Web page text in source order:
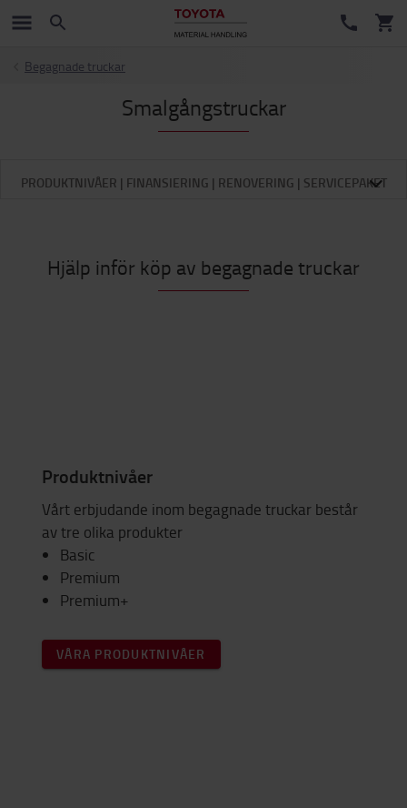
Begagnade truckar
Smalgångstruckar
PRODUKTNIVÅER | FINANSIERING | RENOVERING | SERVICEPAKET
Hjälp inför köp av begagnade truckar
Produktnivåer
Vårt erbjudande inom begagnade truckar består
av tre olika produkter
Basic
Premium
Premium+
VÅRA PRODUKTNIVÅER